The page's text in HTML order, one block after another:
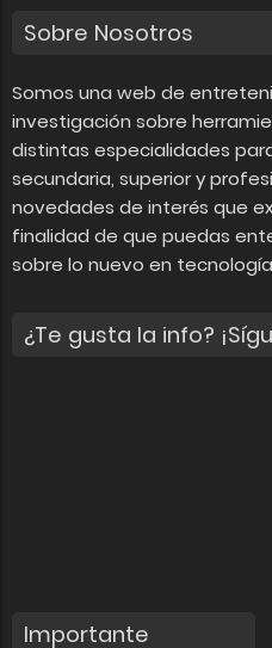
Sobre Nosotros
Somos una web de
investigación sobre
distintas especialidades
secundaria, superior y
novedades de interés que
finalidad de que puedas
sobre lo nuevo en
¿Te gusta la info?
Importante